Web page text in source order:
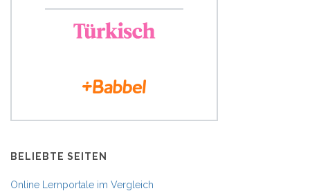
BELIEBTE SEITEN
Online Lernportale im Vergleich